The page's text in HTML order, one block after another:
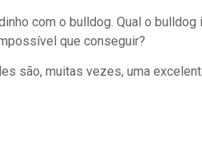
com o bulldog. Qual o bulldog
que conseguir?
são, muitas vezes, uma